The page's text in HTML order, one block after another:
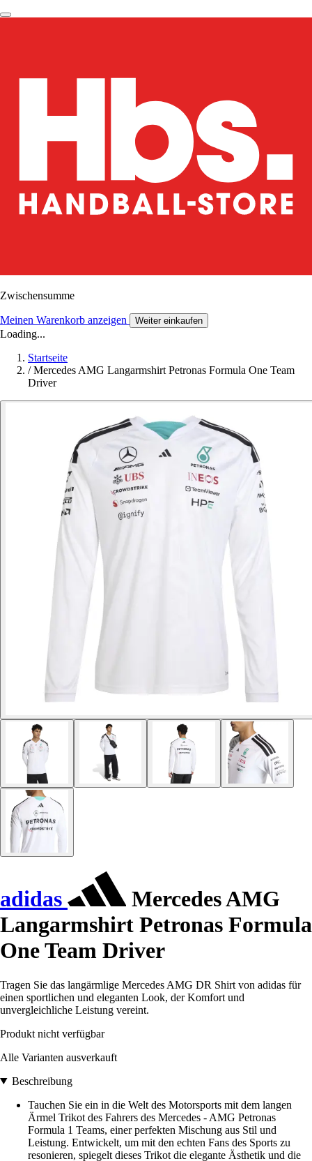
Zwischensumme
Meinen Warenkorb anzeigen Weiter einkaufen
Loading...
Startseite
/ Mercedes AMG Langarmshirt Petronas Formula One Team
Driver
adidas
Mercedes AMG
Langarmshirt Petronas Formula
One Team Driver
Tragen Sie das langärmlige Mercedes AMG DR Shirt von adidas für
einen sportlichen und eleganten Look, der Komfort und
unvergleichliche Leistung vereint.
Produkt nicht verfügbar
Alle Varianten ausverkauft
Beschreibung
Tauchen Sie ein in die Welt des Motorsports mit dem langen
Ärmel Trikot des Fahrers des Mercedes - AMG Petronas
Formula 1 Teams, einer perfekten Mischung aus Stil und
Leistung. Entwickelt, um mit den echten Fans des Sports zu
resonieren, spiegelt dieses Trikot die elegante Ästhetik und die